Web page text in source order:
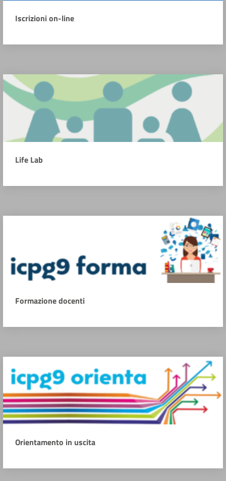
Iscrizioni on-line
Life Lab
Formazione docenti
Orientamento in uscita